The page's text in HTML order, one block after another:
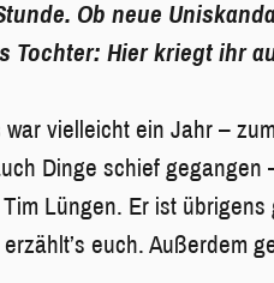
Ob neue
Tochter: Hier kriegt ihr
vielleicht ein Jahr –
Dinge schief gegangen
Lüngen. Er ist
euch. Außerdem